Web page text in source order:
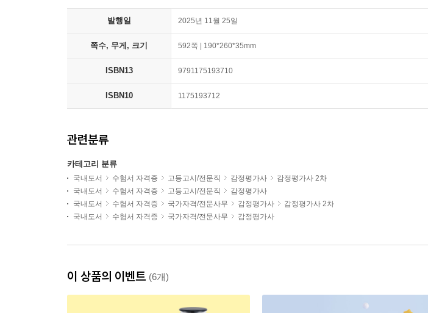
발행일 2025년 11월 25일
쪽수, 무게, 크기 592쪽 | 190*260*35mm
ISBN13 9791175193710
ISBN10 1175193712
관련분류
카테고리 분류
국내도서 수험서 자격증 고등고시/전문직 감정평가사
감정평가사 2차
국내도서
수험서 자격증 고등고시/전문직
감정평가사
국내도서
수험서 자격증 국가자격/전문사무 감정평가사
감정평가사 2차
국내도서
수험서 자격증 국가자격/전문사무 감정평가사
이 상품의 이벤트 (6개)